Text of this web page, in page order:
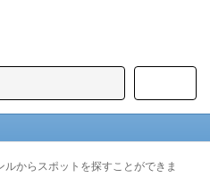
からスポットを探すことができま